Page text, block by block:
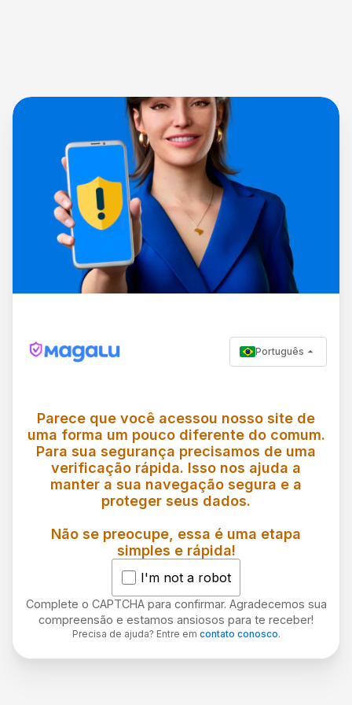
Português
Parece que você acessou nosso site de
uma forma um pouco diferente do comum.
Para sua segurança precisamos de uma
verificação rápida. Isso nos ajuda a
manter a sua navegação segura e a
proteger seus dados.
Não se preocupe, essa é uma etapa
simples e rápida!
I'm not a robot
Complete o CAPTCHA para confirmar. Agradecemos sua
compreensão e estamos ansiosos para te receber!
Precisa de ajuda? Entre em contato conosco.